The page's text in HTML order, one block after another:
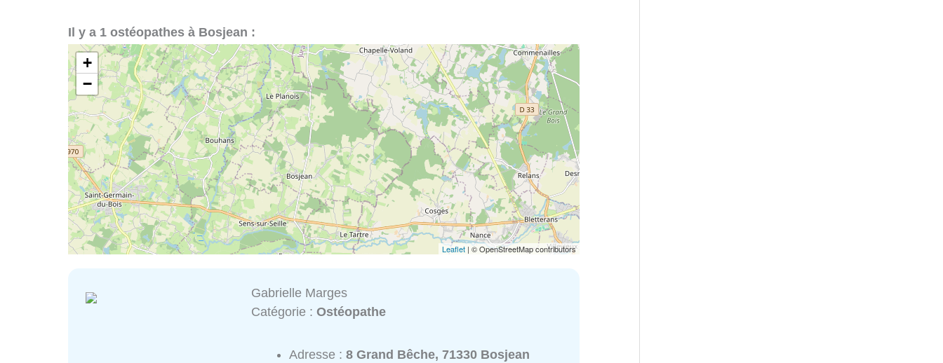
Il y a 1 ostéopathes à Bosjean :
+
−
Leaflet | © OpenStreetMap contributors
Gabrielle Marges
Catégorie :Ostéopathe
Adresse :8 Grand Bêche, 71330 Bosjean